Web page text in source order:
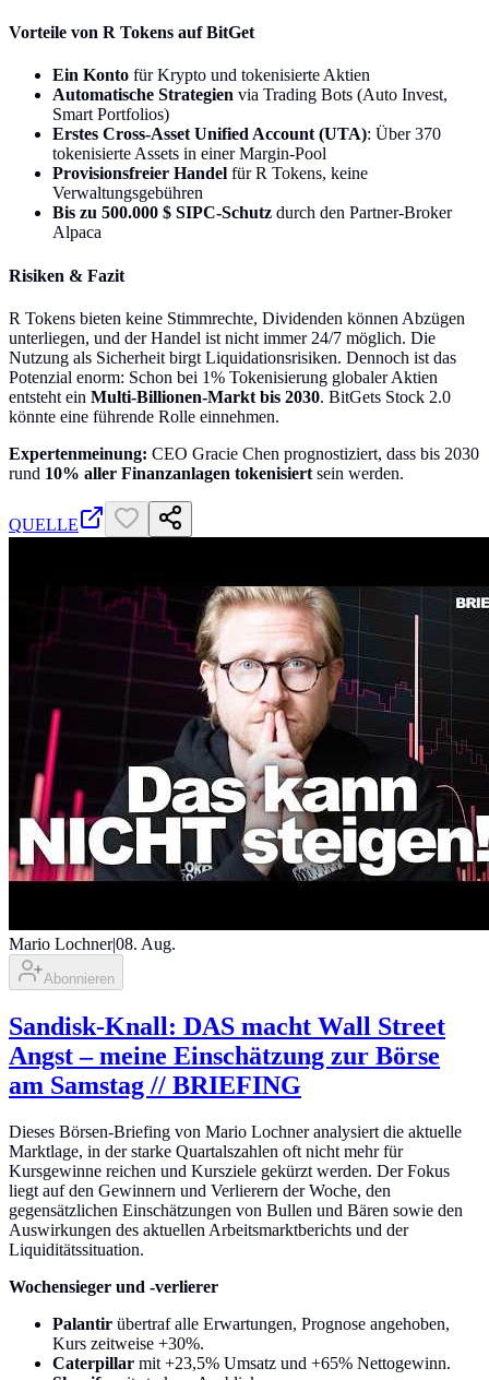
Vorteile von R Tokens auf BitGet
Ein Konto für Krypto und tokenisierte Aktien
Automatische Strategien via Trading Bots (Auto Invest,
Smart Portfolios)
Erstes Cross-Asset Unified Account (UTA): Über 370
tokenisierte Assets in einer Margin-Pool
Provisionsfreier Handel für R Tokens, keine
Verwaltungsgebühren
Bis zu 500.000 $ SIPC-Schutz durch den Partner-Broker
Alpaca
Risiken & Fazit
R Tokens bieten keine Stimmrechte, Dividenden können Abzügen
unterliegen, und der Handel ist nicht immer 24/7 möglich. Die
Nutzung als Sicherheit birgt Liquidationsrisiken. Dennoch ist das
Potenzial enorm: Schon bei 1% Tokenisierung globaler Aktien
entsteht ein Multi-Billionen-Markt bis 2030. BitGets Stock 2.0
könnte eine führende Rolle einnehmen.
Expertenmeinung: CEO Gracie Chen prognostiziert, dass bis 2030
rund 10% aller Finanzanlagen tokenisiert sein werden.
QUELLE
Mario Lochner|08. Aug.
Abonnieren
Sandisk-Knall: DAS macht Wall Street
Angst – meine Einschätzung zur Börse
am Samstag // BRIEFING
Dieses Börsen-Briefing von Mario Lochner analysiert die aktuelle
Marktlage, in der starke Quartalszahlen oft nicht mehr für
Kursgewinne reichen und Kursziele gekürzt werden. Der Fokus
liegt auf den Gewinnern und Verlierern der Woche, den
gegensätzlichen Einschätzungen von Bullen und Bären sowie den
Auswirkungen des aktuellen Arbeitsmarktberichts und der
Liquiditätssituation.
Wochensieger und -verlierer
Palantir übertraf alle Erwartungen, Prognose angehoben,
Kurs zeitweise +30%.
Caterpillar mit +23,5% Umsatz und +65% Nettogewinn.